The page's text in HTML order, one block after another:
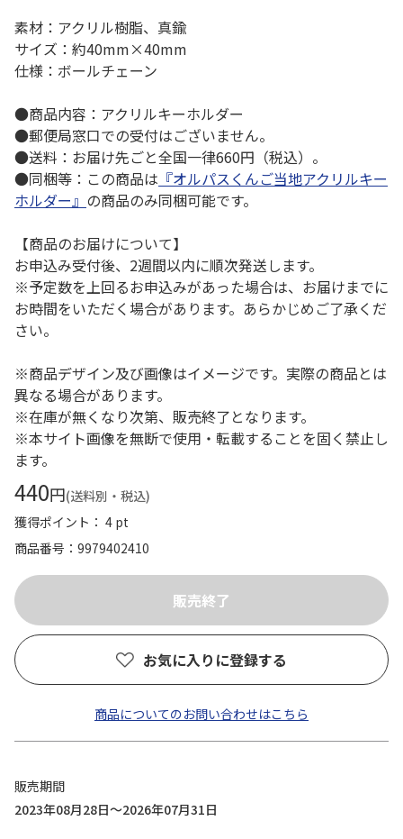
素材：アクリル樹脂、真鍮
サイズ：約40mm×40mm
仕様：ボールチェーン
●商品内容：アクリルキーホルダー
●郵便局窓口での受付はございません。
●送料：お届け先ごと全国一律660円（税込）。
●同梱等：この商品は 『オルパスくんご当地アクリルキー
ホルダー』 の商品のみ同梱可能です。
【商品のお届けについて】
お申込み受付後、2週間以内に順次発送します。
※予定数を上回るお申込みがあった場合は、お届けまでに
お時間をいただく場合があります。あらかじめご了承くだ
さい。
※商品デザイン及び画像はイメージです。実際の商品とは
異なる場合があります。
※在庫が無くなり次第、販売終了となります。
※本サイト画像を無断で使用・転載することを固く禁止し
ます。
440円(送料別・税込)
獲得ポイント： 4 pt
商品番号
9979402410
お気に入りに登録する
商品についてのお問い合わせはこちら
販売期間
2023年08月28日～2026年07月31日